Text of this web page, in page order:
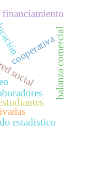
social
cooperativa
estadístico
balanza comercial
financiamiento